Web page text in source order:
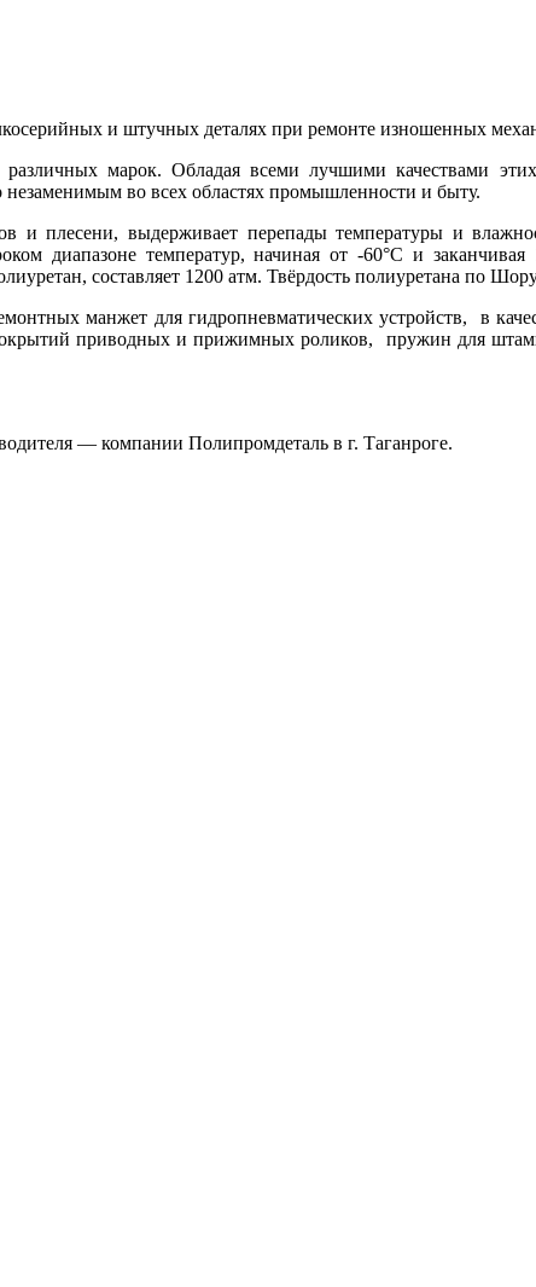
и штучных деталях при ремонте изношенных
марок. Обладая всеми лучшими качествами
незаменимым во всех областях промышленности и быту.
и плесени, выдерживает перепады температуры и
диапазоне температур, начиная от -60°С и
составляет 1200 атм. Твёрдость полиуретана по
манжет для гидропневматических устройств, в
приводных и прижимных роликов, пружин для
— компании Полипромдеталь в г. Таганроге.